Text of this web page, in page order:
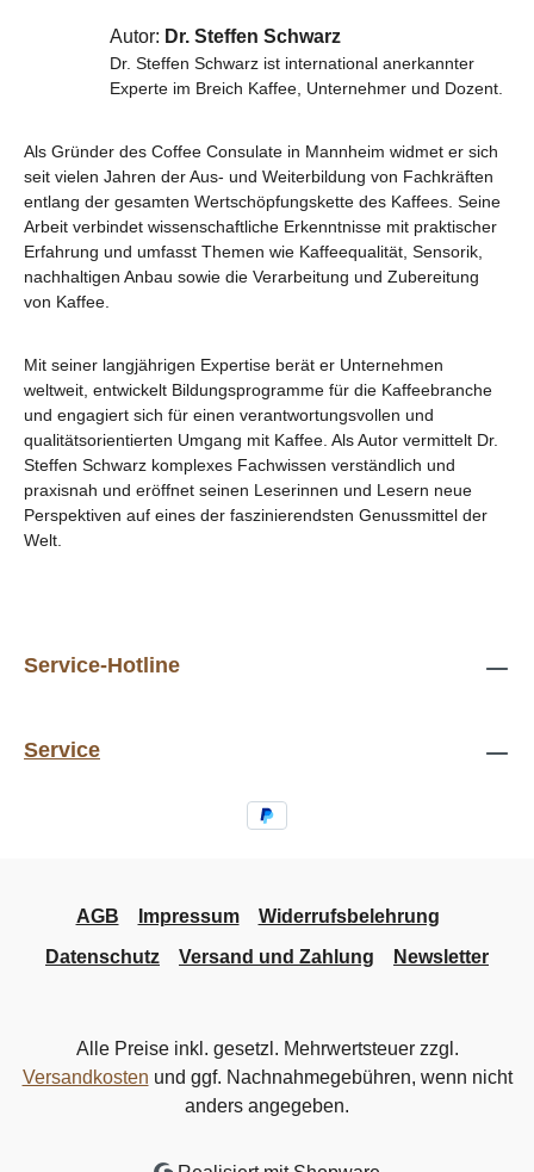
Autor: Dr. Steffen Schwarz
Dr. Steffen Schwarz ist international anerkannter
Experte im Breich Kaffee, Unternehmer und Dozent.
Als Gründer des Coffee Consulate in Mannheim widmet er sich
seit vielen Jahren der Aus- und Weiterbildung von Fachkräften
entlang der gesamten Wertschöpfungskette des Kaffees. Seine
Arbeit verbindet wissenschaftliche Erkenntnisse mit praktischer
Erfahrung und umfasst Themen wie Kaffeequalität, Sensorik,
nachhaltigen Anbau sowie die Verarbeitung und Zubereitung
von Kaffee.
Mit seiner langjährigen Expertise berät er Unternehmen
weltweit, entwickelt Bildungsprogramme für die Kaffeebranche
und engagiert sich für einen verantwortungsvollen und
qualitätsorientierten Umgang mit Kaffee. Als Autor vermittelt Dr.
Steffen Schwarz komplexes Fachwissen verständlich und
praxisnah und eröffnet seinen Leserinnen und Lesern neue
Perspektiven auf eines der faszinierendsten Genussmittel der
Welt.
Service-Hotline
Service
AGB Impressum
Widerrufsbelehrung
Datenschutz
Versand und Zahlung Newsletter
Alle Preise inkl. gesetzl. Mehrwertsteuer zzgl.
Versandkosten und ggf. Nachnahmegebühren, wenn nicht
anders angegeben.